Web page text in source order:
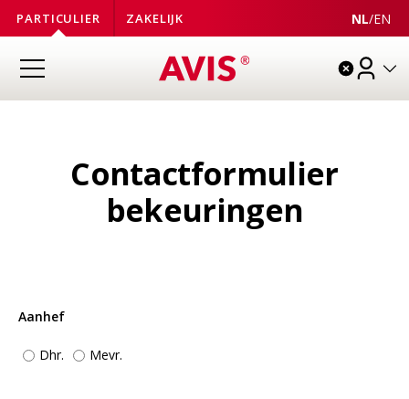
PARTICULIER ZAKELIJK NL/EN
Contactformulier
bekeuringen
Aanhef
Dhr. Mevr.